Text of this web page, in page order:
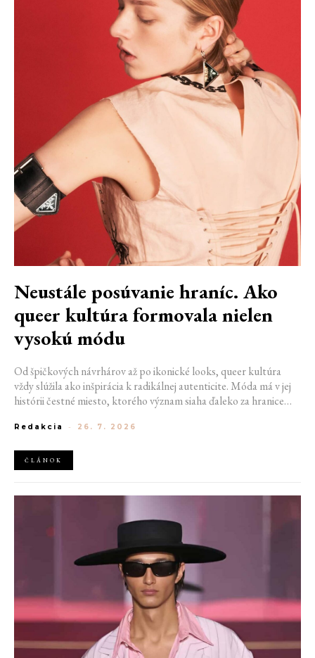
Neustále posúvanie hraníc. Ako
queer kultúra formovala nielen
vysokú módu
Od špičkových návrhárov až po ikonické looks, queer kultúra
vždy slúžila ako inšpirácia k radikálnej autenticite. Móda má v jej
histórii čestné miesto, ktorého význam siaha ďaleko za hranice
postihom a nebezpečenstvu, fungovalo práve oblečenie ako tichý
jeden druhého a vďaka veľkolepej ballroom scéne mali aj ľudia na
okraji spoločnosti priestor zažiariť na mólach. Ako sa queer
Redakcia - 26. 7. 2026
ČLÁNOK